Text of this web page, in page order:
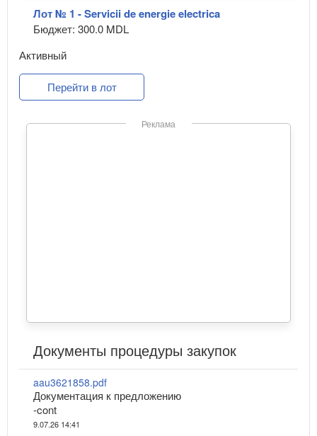
Лот № 1 - Servicii de energie electrica
Бюджет: 300.0 MDL
Активный
Перейти в лот
Реклама
Документы процедуры закупок
aau3621858.pdf
Документация к предложению
-cont
9.07.26 14:41